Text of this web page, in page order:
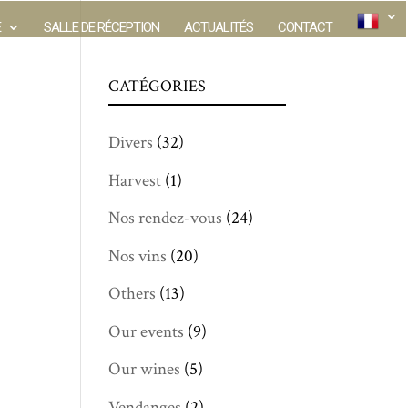
SALLE DE RÉCEPTION ACTUALITÉS CONTACT
CATÉGORIES
Divers (32)
Harvest (1)
Nos rendez-vous (24)
Nos vins (20)
Others (13)
Our events (9)
Our wines (5)